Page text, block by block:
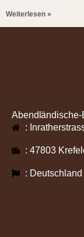
Weiterlesen »
Abendländische-
:
: 47803
: Deutschland